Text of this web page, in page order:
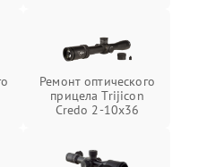
Ремонт оптического
прицела Trijicon
Credo 2-10x36